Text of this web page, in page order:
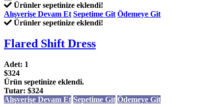
Ürünler sepetinize eklendi!
Alışverişe Devam Et Sepetime Git Ödemeye Git
Ürünler sepetinize eklendi!
Flared Shift Dress
Adet: 1
$324
Ürün sepetinize eklendi.
Tutar: $324
Alışverişe Devam Et Sepetime Git Ödemeye Git